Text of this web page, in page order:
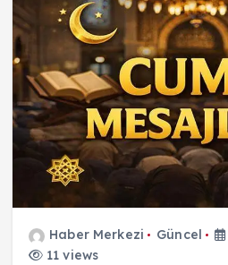
Haber Merkezi Güncel
11 views